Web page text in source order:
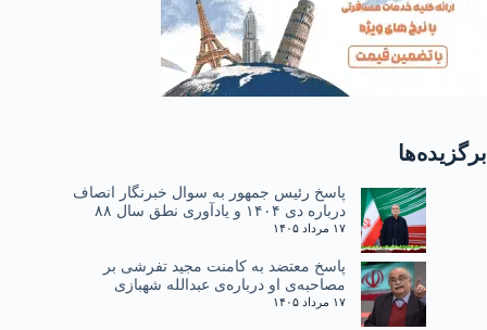
برگزیده‌ها
پاسخ رئیس جمهور به سوال خبرنگار انصاف
درباره دی ۱۴۰۴ و یادآوری نطق سال ۸۸
۱۷ مرداد ۱۴۰۵
پاسخ معتضد به کامنت مجید تفرشی بر
مصاحبه‌ی او درباره‌ی عبدالله شهبازی
۱۷ مرداد ۱۴۰۵